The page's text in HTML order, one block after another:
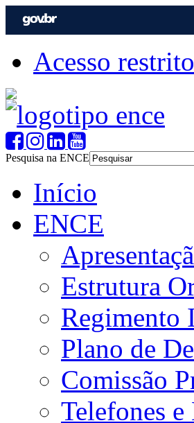
Acesso restrito
Pesquisa na ENCE
Início
ENCE
Estrutura
Regimento
Plano de
Comissão
Telefones